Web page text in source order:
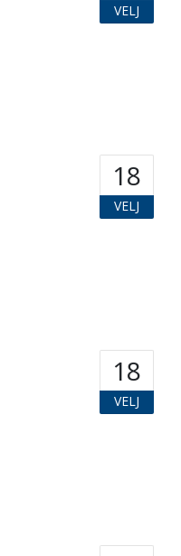
VELJ
18
VELJ
18
VELJ